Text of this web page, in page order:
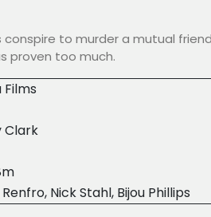
to murder a mutual
proven too much.
Films
Clark
Nick Stahl, Bijou Phillips